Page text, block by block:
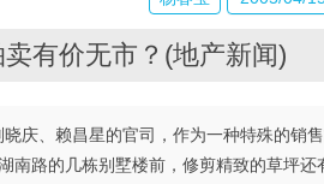
有价无市？(地产新闻)
庆、赖昌星的官司，作为一种特殊的销
南路的几栋别墅楼前，修剪精致的草坪